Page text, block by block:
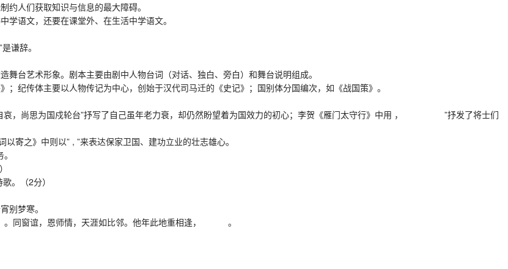
人们获取知识与信息的最大障碍。
语文，还要在课堂外、在生活中学语文。
谦辞。
台艺术形象。剧本主要由剧中人物台词（对话、独白、旁白）和舞台说明组成。
传体主要以人物传记为中心，创始于汉代司马迁的《史记》；国别体分国编次，如《战国策》。
哀，尚思为国戍轮台”抒写了自己虽年老力衰，却仍然盼望着为国效力的初心；李贺《雁门太守行》中用 ， ”抒发了将士们
之》中则以” , ”来表达保家卫国、建功立业的壮志雄心。
。（2分）
别梦寒。
窗谊，恩师情，天涯如比邻。他年此地重相逢， 。